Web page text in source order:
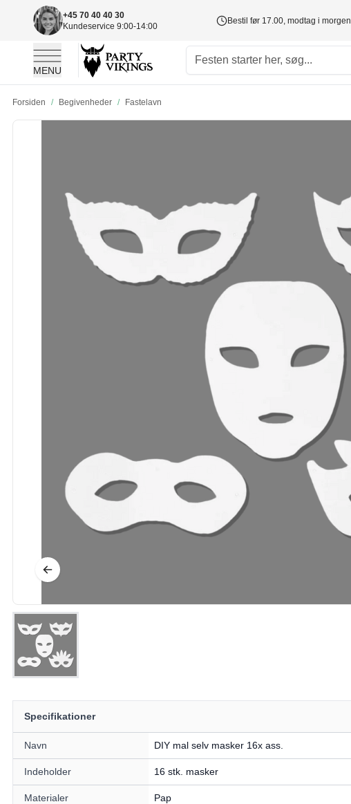
+45 70 40 40 30
Kundeservice 9:00-14:00
Bestil før 17.00, modtag i morgen
MENU
Forsiden / Begivenheder / Fastelavn
Specifikationer
Navn DIY mal selv masker 16x ass.
Indeholder 16 stk. masker
Materialer Pap